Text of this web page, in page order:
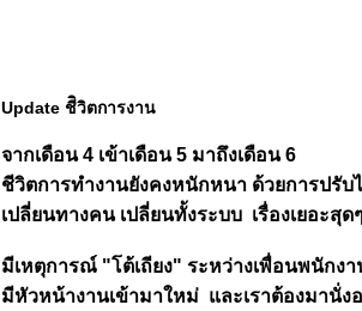
Update ชีิวิตการงาน
จากเดือน 4 เข้าเดือน 5 มาถึงเดือน 6
ชีวิตการทำงานยังคงหนักหนา ด้วยการปรับ
เปลี่ยนทางคน เปลี่ยนทั้งระบบ เรื่องเยอะสุดๆ
มีเหตุการณ์ "โต้เถียง" ระหว่างเพื่อนพนักง
มีหัวหน้างานเข้ามาใหม่ และเราต้องมานั่ง